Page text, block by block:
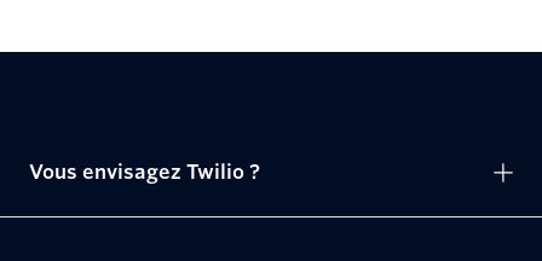
Vous envisagez Twilio ?